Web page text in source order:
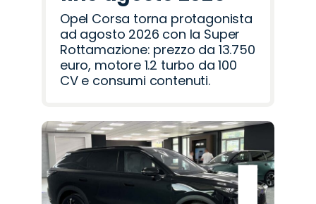
Opel Corsa torna protagonista
ad agosto 2026 con la Super
Rottamazione: prezzo da 13.750
euro, motore 1.2 turbo da 100
CV e consumi contenuti.